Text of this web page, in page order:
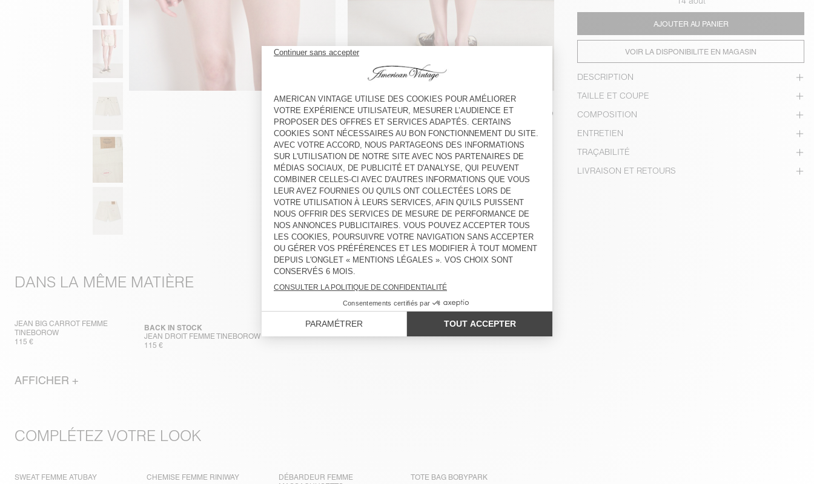
AJOUTER AU PANIER
VOIR LA DISPONIBILITE EN MAGASIN
DESCRIPTION
TAILLE ET COUPE
COMPOSITION
ENTRETIEN
TRAÇABILITÉ
LIVRAISON ET RETOURS
DANS LA MÊME MATIÈRE
JEAN BIG CARROT FEMME
TINEBOROW
115 €
JEAN DROIT FEMME TINEBOROW
BACK IN STOCK
115 €
AFFICHER +
COMPLÉTEZ VOTRE LOOK
SWEAT FEMME ATUBAY CHEMISE FEMME RINIWAY
DÉBARDEUR FEMME
TOTE BAG BOBYPARK